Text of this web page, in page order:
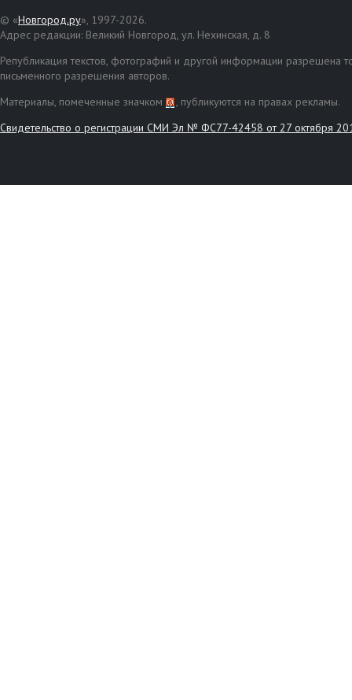
© «Новгород.ру», 1997-2026.
Адрес редакции: Великий Новгород, ул. Нехинская, д. 8
Републикация текстов, фотографий и другой информации разрешена
письменного разрешения авторов.
Материалы, помеченные значком
, публикуются на правах рекламы.
Свидетельство о регистрации СМИ Эл № ФС77-42458 от 27 октября